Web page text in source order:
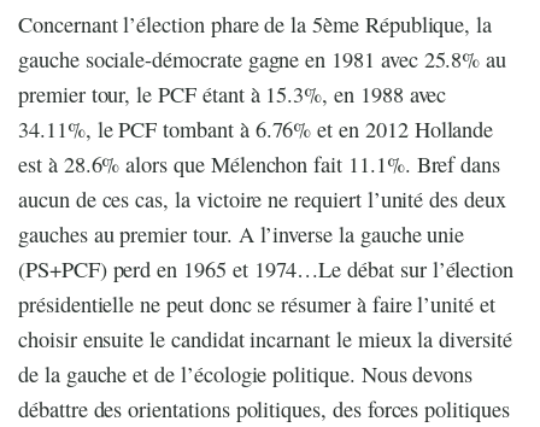
Concernant l’élection phare de la 5ème République, la
gauche sociale-démocrate gagne en 1981 avec 25.8% au
premier tour, le PCF étant à 15.3%, en 1988 avec
34.11%, le PCF tombant à 6.76% et en 2012 Hollande
est à 28.6% alors que Mélenchon fait 11.1%. Bref dans
aucun de ces cas, la victoire ne requiert l’unité des deux
gauches au premier tour. A l’inverse la gauche unie
(PS+PCF) perd en 1965 et 1974…Le débat sur l’élection
présidentielle ne peut donc se résumer à faire l’unité et
choisir ensuite le candidat incarnant le mieux la diversité
de la gauche et de l’écologie politique. Nous devons
débattre des orientations politiques, des forces politiques